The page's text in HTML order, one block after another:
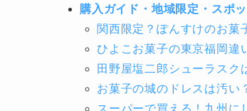
購入ガイド・地域限定・スポッ
関西限定？ぽんすけのお菓
ひよこお菓子の東京福岡違
田野屋塩二郎シューラスク
お菓子の城のドレスは汚い
スーパーで買える！九州に